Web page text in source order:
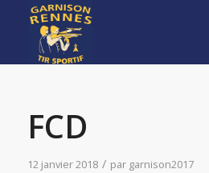
FCD
12 janvier 2018 / par garnison2017